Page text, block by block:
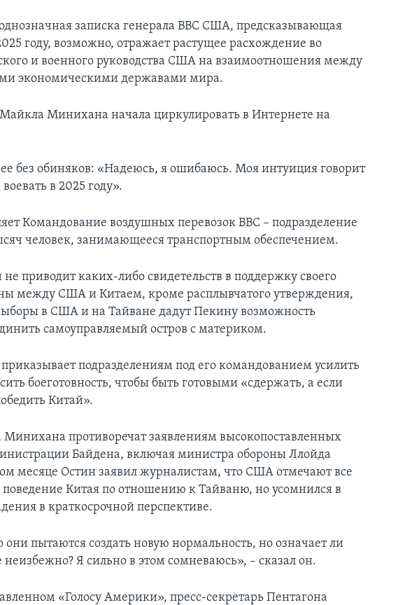
записка генерала ВВС США, предсказывающая
году, возможно, отражает растущее расхождение во
и военного руководства США на взаимоотношения между
экономическими державами мира.
Минихана начала циркулировать в Интернете на
без обиняков: «Надеюсь, я ошибаюсь. Моя интуиция говорит
в 2025 году».
Командование воздушных перевозок ВВС – подразделение
человек, занимающееся транспортным обеспечением.
не приводит каких-либо свидетельств в поддержку своего
между США и Китаем, кроме расплывчатого утверждения,
в США и на Тайване дадут Пекину возможность
самоуправляемый остров с материком.
подразделениям под его командованием усилить
боеготовность, чтобы быть готовыми «сдержать, а если
Китай».
Минихана противоречат заявлениям высокопоставленных
Байдена, включая министра обороны Ллойда
месяце Остин заявил журналистам, что США отмечают все
поведение Китая по отношению к Тайваню, но усомнился в
в краткосрочной перспективе.
пытаются создать новую нормальность, но означает ли
неизбежно? Я сильно в этом сомневаюсь», – сказал он.
«Голосу Америки», пресс-секретарь Пентагона